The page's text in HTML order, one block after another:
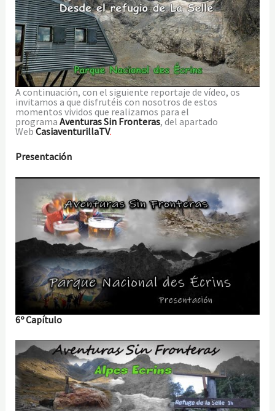
A continuación, con el siguiente reportaje de vídeo, os
invitamos a que disfrutéis con nosotros de estos
momentos vividos que realizamos para el
programa Aventuras Sin Fronteras, del apartado
WebCasiaventurillaTV.
Presentación
6º Capítulo